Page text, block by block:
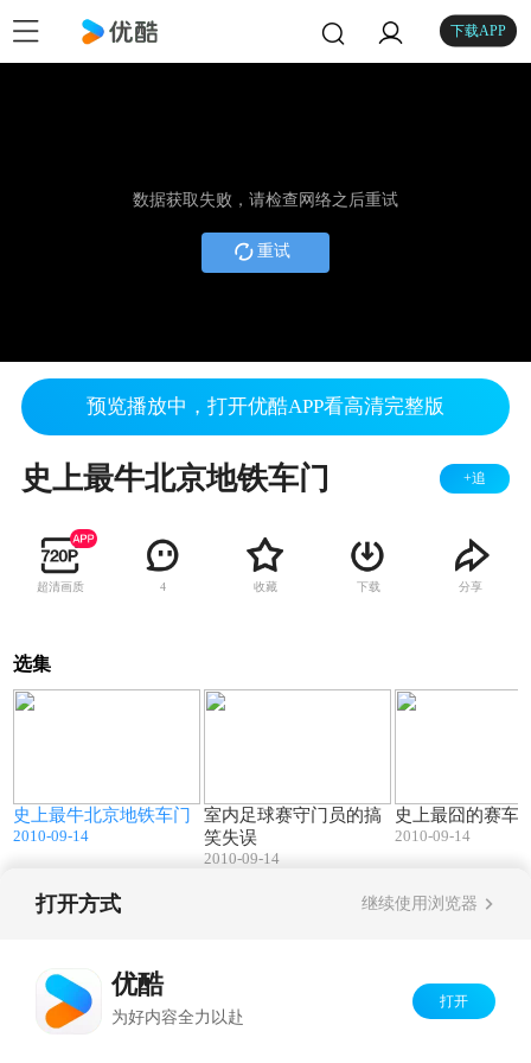
下载APP
数据获取失败，请检查网络之后重试
重试
预览播放中，打开优酷APP看高清完整版
史上最牛北京地铁车门 +追
超清画质 4 收藏 下载 分享
选集
史上最牛北京地铁车门
2010-09-14
室内足球赛守门员的搞
笑失误
2010-09-14
史上最囧的赛车
2010-09-14
打开方式 继续使用浏览器
优酷
为好内容全力以赴
打开